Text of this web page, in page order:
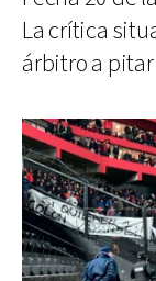
La crítica
árbitro a